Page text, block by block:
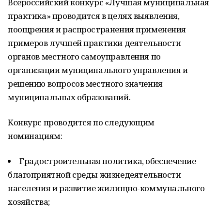
практика» проводится в целях выявления,
поощрения и распространения применения
примеров лучшей практики деятельности
органов местного самоуправления по
организации муниципального управления и
решению вопросов местного значения
муниципальных образований.
Конкурс проводится по следующим
номинациям:
Градостроительная политика, обеспечение
благоприятной среды жизнедеятельности
населения и развитие жилищно-коммунального
хозяйства;